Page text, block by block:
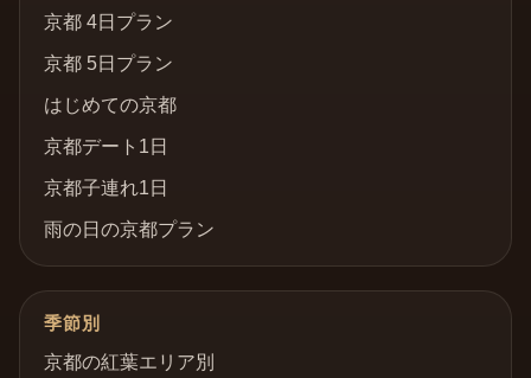
京都 4日プラン
京都 5日プラン
はじめての京都
京都デート1日
京都子連れ1日
雨の日の京都プラン
季節別
京都の紅葉エリア別